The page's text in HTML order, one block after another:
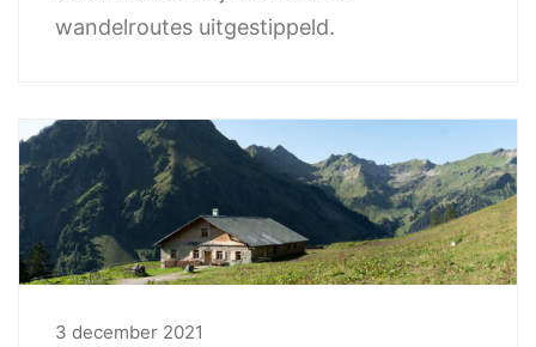
wandelroutes uitgestippeld.
3 december 2021